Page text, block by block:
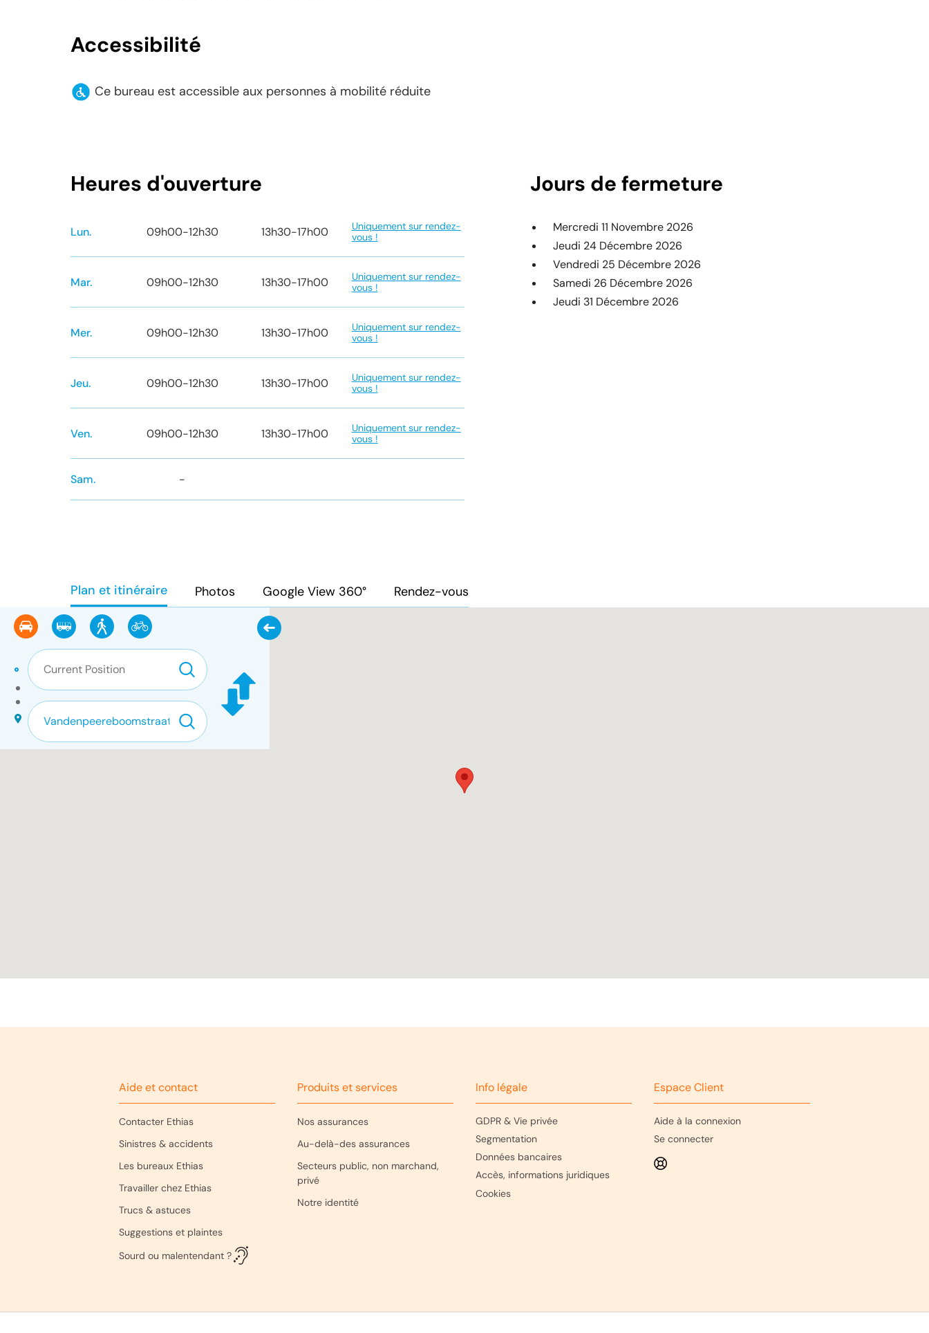
Accessibilité
Ce bureau est accessible aux personnes à mobilité réduite
Heures d'ouverture
Lun. 09h00-12h30 13h30-17h00
Uniquement sur rendez-
vous !
Mar. 09h00-12h30 13h30-17h00
Uniquement sur rendez-
vous !
Mer. 09h00-12h30 13h30-17h00
Uniquement sur rendez-
vous !
Jeu. 09h00-12h30 13h30-17h00
Uniquement sur rendez-
vous !
Ven. 09h00-12h30 13h30-17h00
Uniquement sur rendez-
vous !
Sam. -
Jours de fermeture
Mercredi 11 Novembre 2026
Jeudi 24 Décembre 2026
Vendredi 25 Décembre 2026
Samedi 26 Décembre 2026
Jeudi 31 Décembre 2026
Plan et itinéraire Photos Google View 360° Rendez-vous
Aide et contact
Contacter Ethias
Sinistres & accidents
Les bureaux Ethias
Travailler chez Ethias
Trucs & astuces
Suggestions et plaintes
Sourd ou malentendant ?
Produits et services
Nos assurances
Au-delà-des assurances
Secteurs public, non marchand,
privé
Notre identité
Info légale
GDPR & Vie privée
Segmentation
Données bancaires
Accès, informations juridiques
Cookies
Espace Client
Aide à la connexion
Se connecter